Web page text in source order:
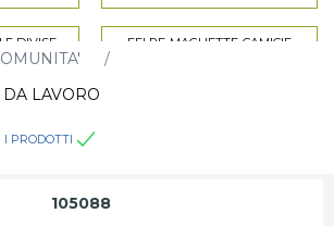
E DIVISE FELPE-MAGLIETTE-CAMICIE
LAVORO
I PRODOTTI
105088